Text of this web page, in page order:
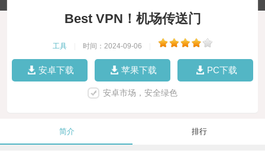
Best VPN！机场传送门
工具 时间：2024-09-06
安卓下载 苹果下载 PC下载
安卓市场，安全绿色
简介 排行